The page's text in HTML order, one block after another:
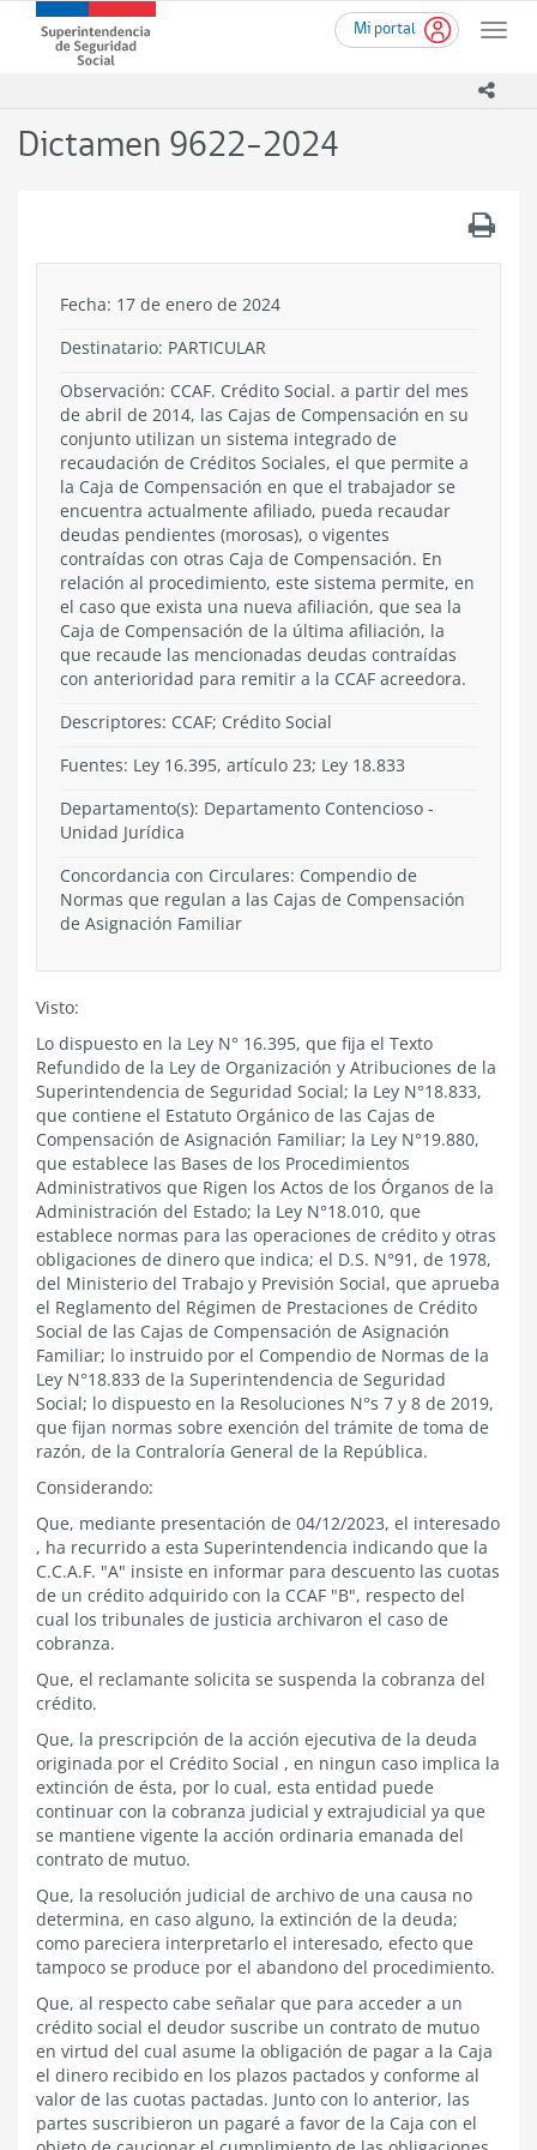
contenido
Mi portal
Toggle
Superintendencia
de
-
Dictamen 9622-2024
Fecha: 17 de enero de 2024
Destinatario: PARTICULAR
Observación: CCAF. Crédito Social. a partir del mes
de abril de 2014, las Cajas de Compensación en su
conjunto utilizan un sistema integrado de
recaudación de Créditos Sociales, el que permite a
la Caja de Compensación en que el trabajador se
encuentra actualmente afiliado, pueda recaudar
deudas pendientes (morosas), o vigentes
contraídas con otras Caja de Compensación. En
relación al procedimiento, este sistema permite, en
el caso que exista una nueva afiliación, que sea la
Caja de Compensación de la última afiliación, la
que recaude las mencionadas deudas contraídas
con anterioridad para remitir a la CCAF acreedora.
Descriptores: CCAF; Crédito Social
Fuentes: Ley 16.395, artículo 23; Ley 18.833
Departamento(s): Departamento Contencioso -
Unidad Jurídica
Concordancia con Circulares: Compendio de
Normas que regulan a las Cajas de Compensación
de Asignación Familiar
Visto:
Lo dispuesto en la Ley N° 16.395, que fija el Texto
Refundido de la Ley de Organización y Atribuciones de la
Superintendencia de Seguridad Social; la Ley N°18.833,
que contiene el Estatuto Orgánico de las Cajas de
Compensación de Asignación Familiar; la Ley N°19.880,
que establece las Bases de los Procedimientos
Administrativos que Rigen los Actos de los Órganos de la
Administración del Estado; la Ley N°18.010, que
establece normas para las operaciones de crédito y otras
obligaciones de dinero que indica; el D.S. N°91, de 1978,
del Ministerio del Trabajo y Previsión Social, que aprueba
el Reglamento del Régimen de Prestaciones de Crédito
Social de las Cajas de Compensación de Asignación
Familiar; lo instruido por el Compendio de Normas de la
Ley N°18.833 de la Superintendencia de Seguridad
Social; lo dispuesto en la Resoluciones N°s 7 y 8 de 2019,
que fijan normas sobre exención del trámite de toma de
razón, de la Contraloría General de la República.
Considerando:
Que, mediante presentación de 04/12/2023, el interesado
, ha recurrido a esta Superintendencia indicando que la
C.C.A.F. "A" insiste en informar para descuento las cuotas
de un crédito adquirido con la CCAF "B", respecto del
cual los tribunales de justicia archivaron el caso de
cobranza.
Que, el reclamante solicita se suspenda la cobranza del
crédito.
Que, la prescripción de la acción ejecutiva de la deuda
originada por el Crédito Social , en ningun caso implica la
extinción de ésta, por lo cual, esta entidad puede
continuar con la cobranza judicial y extrajudicial ya que
se mantiene vigente la acción ordinaria emanada del
contrato de mutuo.
Que, la resolución judicial de archivo de una causa no
determina, en caso alguno, la extinción de la deuda;
como pareciera interpretarlo el interesado, efecto que
tampoco se produce por el abandono del procedimiento.
Que, al respecto cabe señalar que para acceder a un
crédito social el deudor suscribe un contrato de mutuo
en virtud del cual asume la obligación de pagar a la Caja
el dinero recibido en los plazos pactados y conforme al
valor de las cuotas pactadas. Junto con lo anterior, las
partes suscribieron un pagaré a favor de la Caja con el